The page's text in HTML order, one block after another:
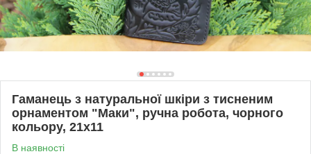
Гаманець з натуральної шкіри з тисненим
орнаментом "Маки", ручна робота, чорного
кольору, 21х11
В наявності